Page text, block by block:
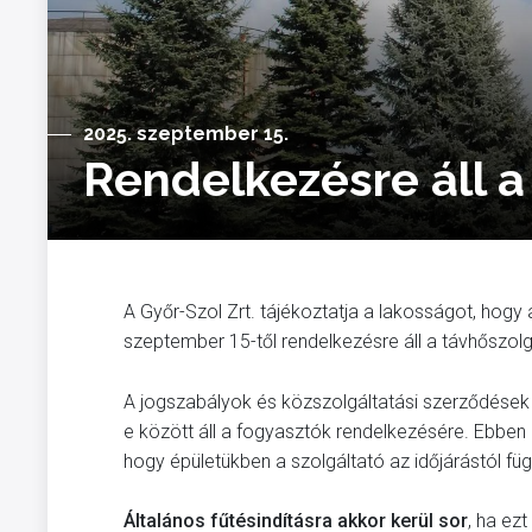
2025. szeptember 15.
Rendelkezésre áll
A Győr-Szol Zrt. tájékoztatja a lakosságot,
szeptember 15-től rendelkezésre áll a
A jogszabályok és közszolgáltatási
e között áll a fogyasztók rendelkezésére.
hogy épületükben a szolgáltató az időjárástól
Általános fűtésindításra akkor kerül sor, ha